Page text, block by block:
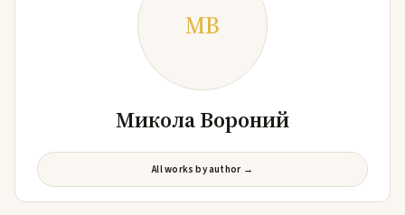
МВ
Микола Вороний
All works by author →